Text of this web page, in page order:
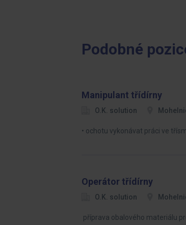
Podobné
Manipulant třídírny
O.K. solution
• ochotu vykonávat práci ve
Operátor třídírny
O.K. solution
příprava obalového materiálu